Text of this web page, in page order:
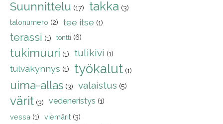
Suunnittelu (17) takka (3)
talonumero (2) tee itse (1)
terassi (1) tontti (6)
tukimuuri (1) tulikivi (1)
tulvakynnys (1) työkalut (1)
uima-allas (3) valaistus (5)
värit (3) vedeneristys (1)
vessa (1) viemärit (3)